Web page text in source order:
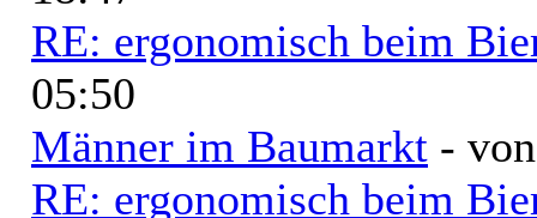
RE: ergonomisch beim
05:50
Männer im Baumarkt -
RE: ergonomisch beim